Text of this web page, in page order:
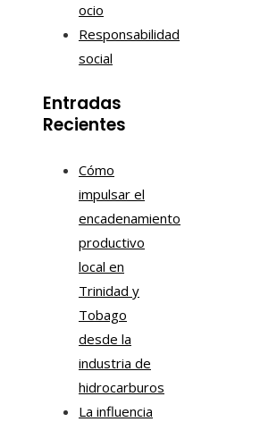
ocio
Responsabilidad
social
Entradas
Recientes
Cómo
impulsar el
encadenamiento
productivo
local en
Trinidad y
Tobago
desde la
industria de
hidrocarburos
La influencia